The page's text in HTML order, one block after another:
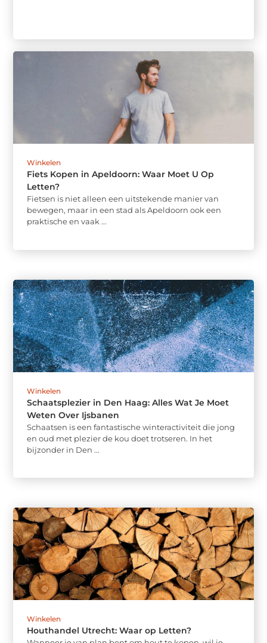
Winkelen
Fiets Kopen in Apeldoorn: Waar Moet U Op
Letten?
Fietsen is niet alleen een uitstekende manier van
bewegen, maar in een stad als Apeldoorn ook een
praktische en vaak ...
Winkelen
Schaatsplezier in Den Haag: Alles Wat Je Moet
Weten Over Ijsbanen
Schaatsen is een fantastische winteractiviteit die jong
en oud met plezier de kou doet trotseren. In het
bijzonder in Den ...
Winkelen
Houthandel Utrecht: Waar op Letten?